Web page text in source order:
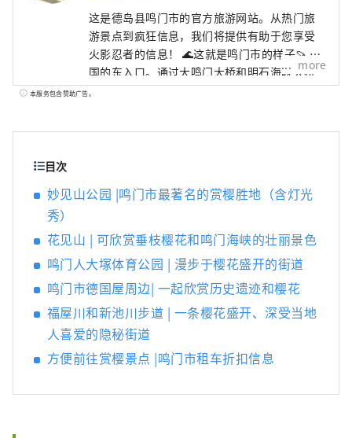
这是德岛县鸣门市的官方旅游网站。从热门旅
游景点到疯狂信息，我们将提供有助于您享受
火影忍者的信息！ 🌊这就是鸣门市的样子🍠 四
国的东入口。通过大鸣门大桥和明石海峡大桥
与关西地区🚙相连。 与大海🌊和山🏔一起享受
more
本服务包含赞助广告。
目次
妙见山公园 |鸣门市最著名的赏樱胜地（含灯光
秀）
花见山 | 可欣赏垂枝樱花和鸣门海峡的壮丽景色
鸣门人大塚体育公园 | 漫步于樱花盛开的街道
鸣门市德国屋周边| 一起欣赏历史遗迹和樱花
福屋川和新池川步道 | 一条樱花盛开、深受当地
人喜爱的隐秘街道
方便前往赏樱景点 |鸣门市租车折扣信息